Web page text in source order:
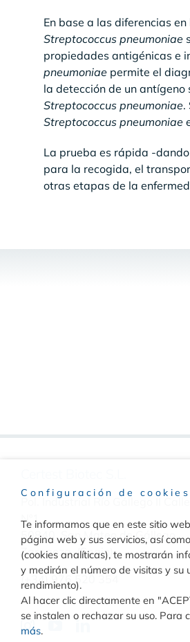
En base a las diferencias
Streptococcus pneumoniae
propiedades antigénicas e
pneumoniae permite el
la detección de un
Streptococcus pneumoniae.
Streptococcus pneumoniae
La prueba es rápida -
para la recogida, el
otras etapas de la
Pol. Industrial Río Gállego II Calle
Nº1
50840, San Mateo de Gállego
Zaragoza, (Spain)
(+34) 976 520 354
Configuración de cookies
Te informamos que en este sitio
página web y sus servicios, así
(cookies analíticas), te mostrarán
y medirán el número de visitas y
rendimiento).
Al hacer clic directamente en
se instalen o rechazar su uso. Para
más.